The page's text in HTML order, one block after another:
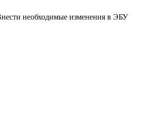
необходимые изменения в ЭБУ